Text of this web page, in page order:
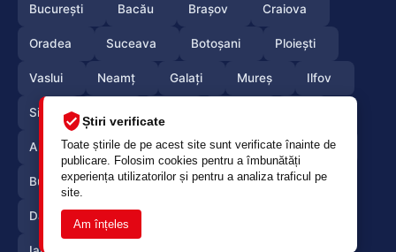
Știri verificate
Toate știrile de pe acest site sunt verificate înainte de
publicare. Folosim cookies pentru a îmbunătăți
experiența utilizatorilor și pentru a analiza traficul pe
site.
Am înțeles
București Bacău Brașov Craiova
Oradea Suceava Botoșani Ploiești
Vaslui Neamț Galați Mureș Ilfov
Sibiu
Arges Maramures Vrancea Satumare
Buzau Braila Calarasi Caras-Severin
Dambovita Giurgiu